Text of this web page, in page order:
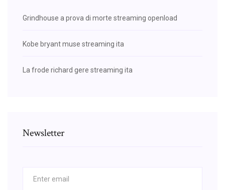
Grindhouse a prova di morte streaming openload
Kobe bryant muse streaming ita
La frode richard gere streaming ita
Newsletter